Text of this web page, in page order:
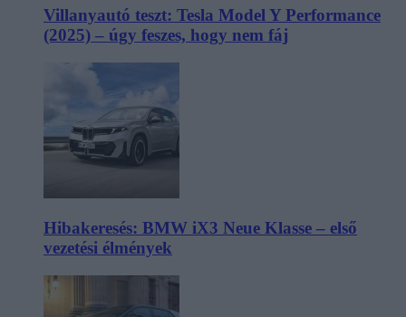
Villanyautó teszt: Tesla Model Y Performance
(2025) – úgy feszes, hogy nem fáj
Hibakeresés: BMW iX3 Neue Klasse – első
vezetési élmények